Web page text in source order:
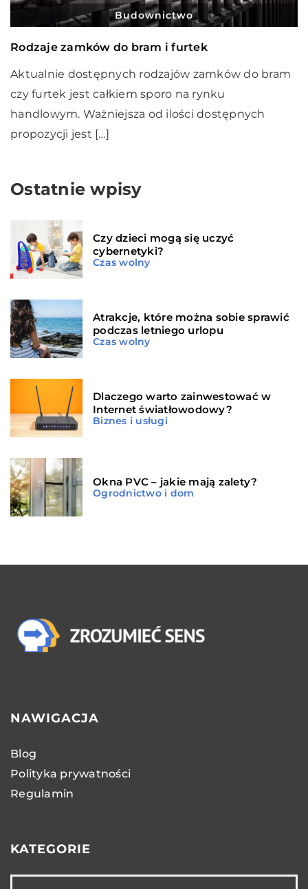
Budownictwo
Rodzaje zamków do bram i furtek
Aktualnie dostępnych rodzajów zamków do bram
czy furtek jest całkiem sporo na rynku
handlowym. Ważniejsza od ilości dostępnych
propozycji jest […]
Ostatnie wpisy
Czy dzieci mogą się uczyć
cybernetyki?
Czas wolny
Atrakcje, które można sobie sprawić
podczas letniego urlopu
Czas wolny
Dlaczego warto zainwestować w
Internet światłowodowy?
Biznes i usługi
Okna PVC – jakie mają zalety?
Ogrodnictwo i dom
NAWIGACJA
Blog
Polityka prywatności
Regulamin
KATEGORIE